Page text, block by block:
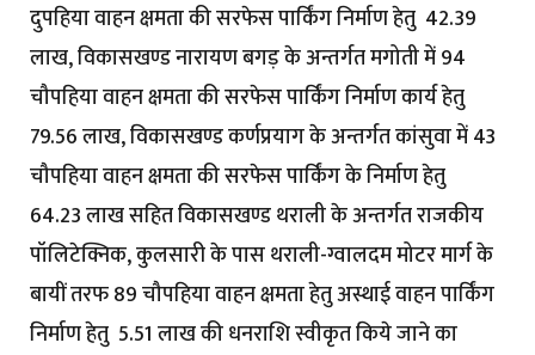
दुपहिया वाहन क्षमता की सरफेस पार्किंग निर्माण हेतु ₹ 42.39
लाख, विकासखण्ड नारायण बगड़ के अन्तर्गत मगोती में 94
चौपहिया वाहन क्षमता की सरफेस पार्किंग निर्माण कार्य हेतु ₹
79.56 लाख, विकासखण्ड कर्णप्रयाग के अन्तर्गत कांसुवा में 43
चौपहिया वाहन क्षमता की सरफेस पार्किंग के निर्माण हेतु ₹
64.23 लाख सहित विकासखण्ड थराली के अन्तर्गत राजकीय
पॉलिटेक्निक, कुलसारी के पास थराली-ग्वालदम मोटर मार्ग के
बायीं तरफ 89 चौपहिया वाहन क्षमता हेतु अस्थाई वाहन पार्किंग
निर्माण हेतु ₹ 5.51 लाख की धनराशि स्वीकृत किये जाने का